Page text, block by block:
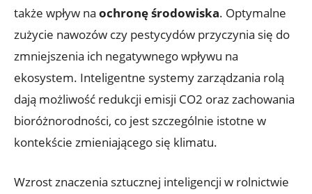
także wpływ na ochronę środowiska. Optymalne
zużycie nawozów czy pestycydów przyczynia się do
zmniejszenia ich negatywnego wpływu na
ekosystem. Inteligentne systemy zarządzania rolą
dają możliwość redukcji emisji CO2 oraz zachowania
bioróżnorodności, co jest szczególnie istotne w
kontekście zmieniającego się klimatu.
Wzrost znaczenia sztucznej inteligencji w rolnictwie